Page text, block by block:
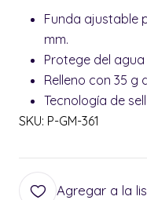
Funda ajustable
mm.
Protege del
Relleno con 35 g
Tecnología de
SKU: P-GM-361
Agregar a la